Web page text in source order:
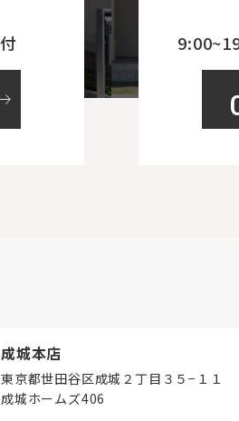
成城本店
東京都世田谷区成城２丁目３５−１１
成城ホームズ406